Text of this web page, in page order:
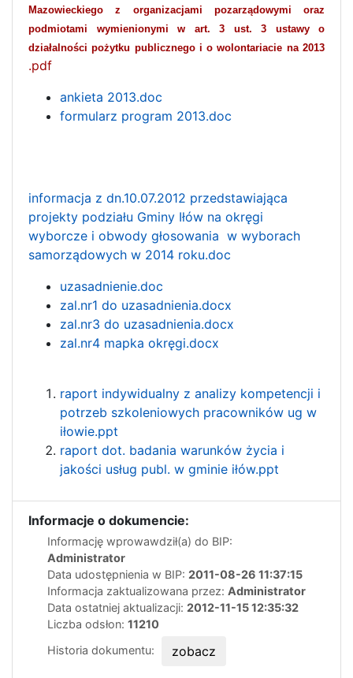
Mazowieckiego z organizacjami pozarządowymi oraz
podmiotami wymienionymi w art. 3 ust. 3 ustawy o
działalności pożytku publicznego i o wolontariacie na 2013
.pdf
ankieta 2013.doc
formularz program 2013.doc
informacja z dn.10.07.2012 przedstawiająca
projekty podziału Gminy Iłów na okręgi
wyborcze i obwody głosowania w wyborach
samorządowych w 2014 roku.doc
uzasadnienie.doc
zal.nr1 do uzasadnienia.docx
zal.nr3 do uzasadnienia.docx
zal.nr4 mapka okręgi.docx
raport indywidualny z analizy kompetencji i
potrzeb szkoleniowych pracowników ug w
iłowie.ppt
raport dot. badania warunków życia i
jakości usług publ. w gminie iłów.ppt
Informacje o dokumencie:
Informację wprowawdził(a) do BIP:
Administrator
Data udostępnienia w BIP: 2011-08-26 11:37:15
Informacja zaktualizowana przez: Administrator
Data ostatniej aktualizacji: 2012-11-15 12:35:32
Liczba odsłon: 11210
Historia dokumentu:
zobacz